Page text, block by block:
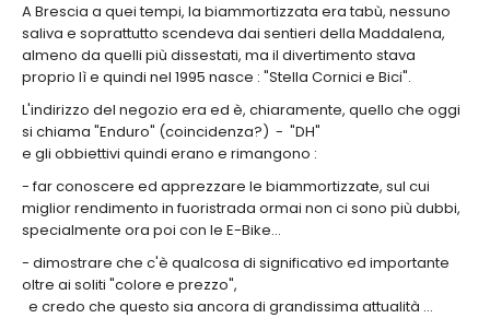
A Brescia a quei tempi, la biammortizzata era tabù, nessuno
saliva e soprattutto scendeva dai sentieri della Maddalena,
almeno da quelli più dissestati, ma il divertimento stava
proprio lì e quindi nel 1995 nasce : "Stella Cornici e Bici".
L'indirizzo del negozio era ed è, chiaramente, quello che oggi
si chiama "Enduro" (coincidenza?) - "DH"
e gli obbiettivi quindi erano e rimangono :
- far conoscere ed apprezzare le biammortizzate, sul cui
miglior rendimento in fuoristrada ormai non ci sono più dubbi,
specialmente ora poi con le E-Bike...
- dimostrare che c'è qualcosa di significativo ed importante
oltre ai soliti "colore e prezzo",
e credo che questo sia ancora di grandissima attualità ...